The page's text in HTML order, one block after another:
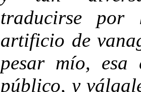
traducirse
artificio de
pesar mío, esa
público, y